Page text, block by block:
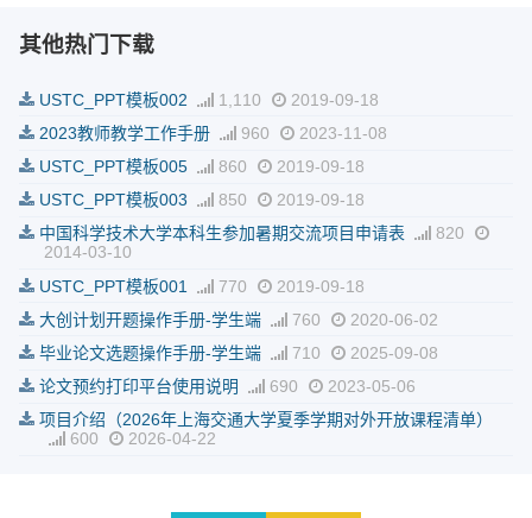
其他热门下载
USTC_PPT模板002 1,110
2019-09-18
2023教师教学工作手册
960
2023-11-08
USTC_PPT模板005
860
2019-09-18
USTC_PPT模板003
850
2019-09-18
中国科学技术大学本科生参加暑期交流项目申请表
820
2014-03-10
USTC_PPT模板001
770
2019-09-18
大创计划开题操作手册-学生端
760
2020-06-02
毕业论文选题操作手册-学生端
710
2025-09-08
论文预约打印平台使用说明
690
2023-05-06
项目介绍（2026年上海交通大学夏季学期对外开放课程清单）
600
2026-04-22